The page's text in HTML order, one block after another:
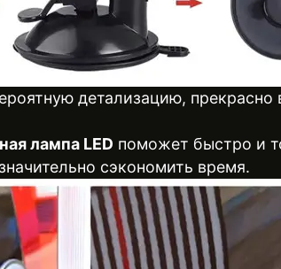
детализацию, прекрасно
лампа LED поможет быстро и
сэкономить время.